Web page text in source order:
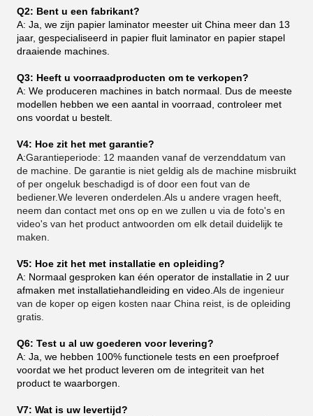
Q2: Bent u een fabrikant?
A: Ja, we zijn papier laminator meester uit China meer dan 13
jaar, gespecialiseerd in papier fluit laminator en papier stapel
draaiende machines.
Q3: Heeft u voorraadproducten om te verkopen?
A: We produceren machines in batch normaal. Dus de meeste
modellen hebben we een aantal in voorraad, controleer met
ons voordat u bestelt.
V4: Hoe zit het met garantie?
A:Garantieperiode: 12 maanden vanaf de verzenddatum van
de machine. De garantie is niet geldig als de machine misbruikt
of per ongeluk beschadigd is of door een fout van de
bediener.We leveren onderdelen.Als u andere vragen heeft,
neem dan contact met ons op en we zullen u via de foto's en
video's van het product antwoorden om elk detail duidelijk te
maken.
V5: Hoe zit het met installatie en opleiding?
A: Normaal gesproken kan één operator de installatie in 2 uur
afmaken met installatiehandleiding en video. Als de ingenieur
van de koper op eigen kosten naar China reist, is de opleiding
gratis.
Q6: Test u al uw goederen voor levering?
A: Ja, we hebben 100% functionele tests en een proefproef
voordat we het product leveren om de integriteit van het
product te waarborgen.
V7: Wat is uw levertijd?